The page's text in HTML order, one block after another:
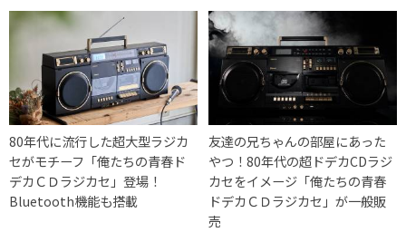
80年代に流行した超大型ラジカ
セがモチーフ「俺たちの青春ド
デカＣＤラジカセ」登場！
Bluetooth機能も搭載
友達の兄ちゃんの部屋にあった
やつ！80年代の超ドデカCDラジ
カセをイメージ「俺たちの青春
ドデカＣＤラジカセ」が一般販
売